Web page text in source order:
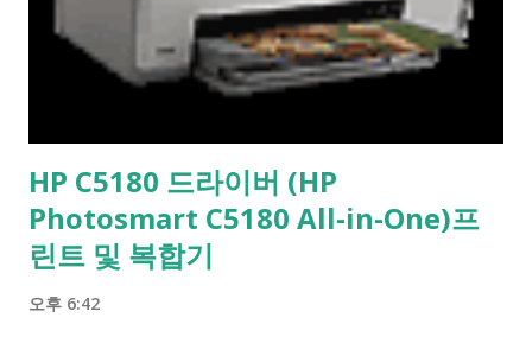
비교해보세요. 행운을 빕니다! 1065회 로또 당첨 현황 아래는
1065회 로또 추첨을 통해 얻은 1등과 2등의 당첨 현황입니다: 당
첨 등수 총 당첨 게임수 1게임당 당첨금 당첨금 총액 금액 순위 1
74게임 5천 8백 41만 5천 125원 43억 2,271만 9,250원 495위 위의
표는 각 등수별로 총 당첨 게임수, 1게임당 당첨금, 당첨금 총액,
그리고 해당 등수의 금액 순위를 보여줍니다. 로또는 언제나 기대
감과 희망을 안겨주는 게임이며, 1065회 로또에서 당첨이 되었다
HP C5180 드라이버 (HP
Photosmart C5180 All-in-One)프
린트 및 복합기
오후 6:42